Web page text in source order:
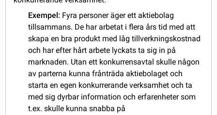
Exempel: Fyra personer äger ett aktiebolag
tillsammans. De har arbetat i flera års tid med att
skapa en bra produkt med låg tillverkningskostnad
och har efter hårt arbete lyckats ta sig in på
marknaden. Utan ett konkurrensavtal skulle någon
av parterna kunna frånträda aktiebolaget och
starta en egen konkurrerande verksamhet och ta
med sig dyrbar information och erfarenheter som
t.ex. skulle kunna snabba på